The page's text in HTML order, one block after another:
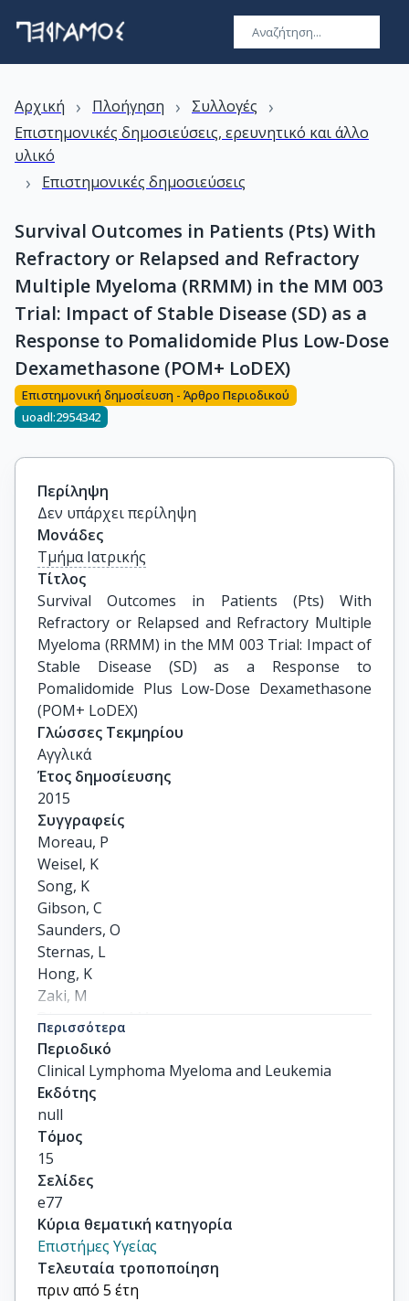
Αρχική › Πλοήγηση › Συλλογές ›
Επιστημονικές δημοσιεύσεις, ερευνητικό και άλλο
υλικό
› Επιστημονικές δημοσιεύσεις
Survival Outcomes in Patients (Pts) With
Refractory or Relapsed and Refractory
Multiple Myeloma (RRMM) in the MM 003
Trial: Impact of Stable Disease (SD) as a
Response to Pomalidomide Plus Low-Dose
Dexamethasone (POM+ LoDEX)
Επιστημονική δημοσίευση - Άρθρο Περιοδικού
uoadl:2954342
Περίληψη
Δεν υπάρχει περίληψη
Μονάδες
Τμήμα Ιατρικής
Τίτλος
Survival Outcomes in Patients (Pts) With
Refractory or Relapsed and Refractory Multiple
Myeloma (RRMM) in the MM 003 Trial: Impact of
Stable Disease (SD) as a Response to
Pomalidomide Plus Low-Dose Dexamethasone
(POM+ LoDEX)
Γλώσσες Τεκμηρίου
Αγγλικά
Έτος δημοσίευσης
2015
Συγγραφείς
Moreau, P
Weisel, K
Song, K
Gibson, C
Saunders, O
Sternas, L
Hong, K
Zaki, M
Dimopoulos, MA
Περισσότερα
Περιοδικό
Clinical Lymphoma Myeloma and Leukemia
Εκδότης
null
Τόμος
15
Σελίδες
e77
Κύρια θεματική κατηγορία
Επιστήμες Υγείας
Τελευταία τροποποίηση
πριν από 5 έτη